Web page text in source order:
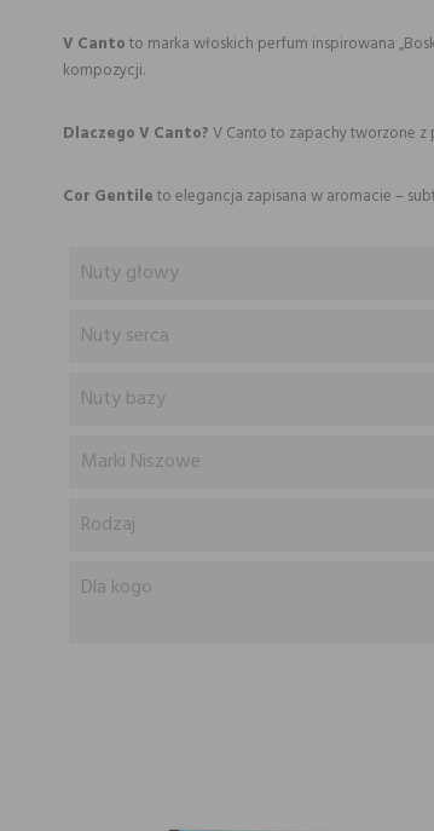
V Cantoto marka włoskich perfum inspirowana
kompozycji.
Dlaczego V Canto?V Canto to zapachy tworzone z
Cor Gentileto elegancja zapisana w aromacie –
Nuty głowy
Nuty serca
Nuty bazy
Marki Niszowe
Rodzaj
Dla kogo